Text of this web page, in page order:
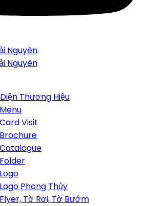
Thương Hiệu
Visit
Phong Thủy
Tờ Rơi, Tờ Bướm